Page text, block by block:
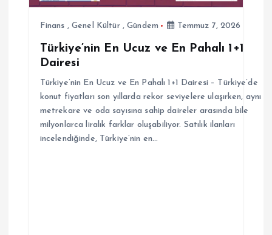
Finans ,Genel Kültür,Gündem Temmuz 7, 2026
Türkiye’nin En Ucuz ve En Pahalı 1+1
Dairesi
Türkiye’nin En Ucuz ve En Pahalı 1+1 Dairesi – Türkiye’de
konut fiyatları son yıllarda rekor seviyelere ulaşırken, aynı
metrekare ve oda sayısına sahip daireler arasında bile
milyonlarca liralık farklar oluşabiliyor. Satılık ilanları
incelendiğinde, Türkiye’nin en…